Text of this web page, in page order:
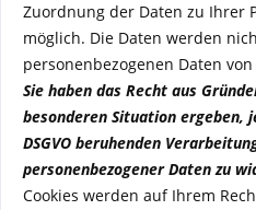
Zuordnung der Daten zu Ihrer
möglich. Die Daten werden
personenbezogenen Daten
Sie haben das Recht aus
besonderen Situation ergeben,
DSGVO beruhenden
personenbezogener Daten zu
Cookies werden auf Ihrem